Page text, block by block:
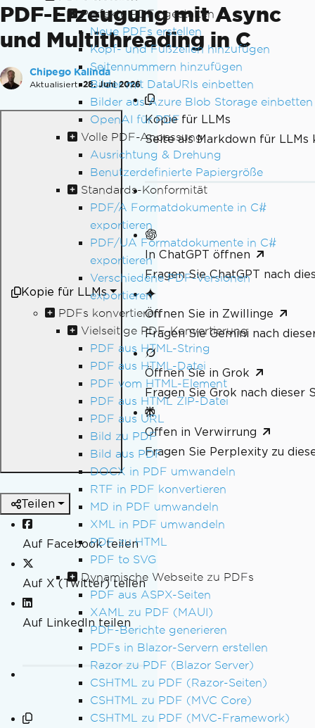
Perfekte PDFs gestalten
Neue PDFs erstellen
Kopf- und Fußzeilen hinzufügen
Seitennummern hinzufügen
Bilder mit DataURIs einbetten
Bilder aus Azure Blob Storage einbetten
OpenAI für PDF
Volle PDF-Anpassung
Ausrichtung & Drehung
Benutzerdefinierte Papiergröße
Standards-Konformität
PDF/A Formatdokumente in C#
exportieren
PDF/UA Formatdokumente in C#
exportieren
Verschiedene PDF-Versionen
exportieren
PDFs konvertieren
Vielseitige PDF-Konvertierung
PDF aus HTML-String
PDF aus HTML-Datei
PDF vom HTML-Element
PDF aus HTML ZIP-Datei
PDF aus URL
Bild zu PDF
Bild aus PDF
DOCX in PDF umwandeln
RTF in PDF konvertieren
MD in PDF umwandeln
XML in PDF umwandeln
PDF zu HTML
PDF to SVG
Dynamische Webseite zu PDFs
PDF aus ASPX-Seiten
XAML zu PDF (MAUI)
PDF-Berichte generieren
PDFs in Blazor-Servern erstellen
Razor zu PDF (Blazor Server)
CSHTML zu PDF (Razor-Seiten)
CSHTML zu PDF (MVC Core)
CSHTML zu PDF (MVC-Framework)
PDF-Erzeugung mit Async
und Multithreading in C
Chipego Kalinda
Aktualisiert: 28. Juni 2026
Kopie für LLMs
Kopie für LLMs
Seite als Markdown für LLMs
In ChatGPT öffnen
Fragen Sie ChatGPT nach
Öffnen Sie in Zwillinge
Fragen Sie Gemini nach
Öffnen Sie in Grok
Fragen Sie Grok nach dieser
Offen in Verwirrung
Fragen Sie Perplexity zu
Teilen
Auf Facebook teilen
Auf X (Twitter) teilen
Auf LinkedIn teilen